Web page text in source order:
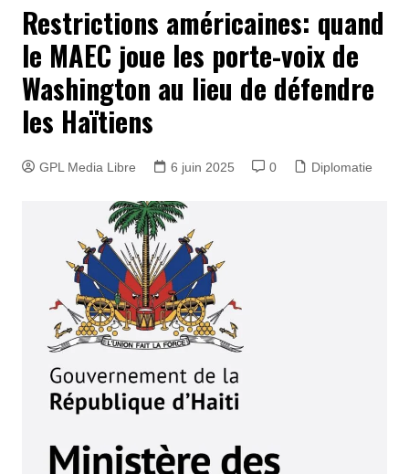
Restrictions américaines: quand
le MAEC joue les porte-voix de
Washington au lieu de défendre
les Haïtiens
GPL Media Libre 6 juin 2025 0 Diplomatie